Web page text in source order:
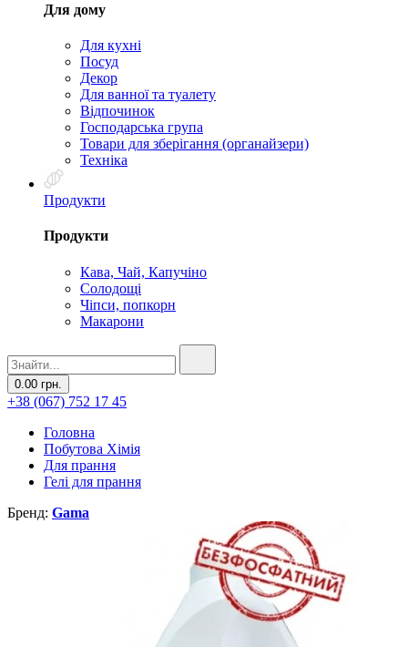
Для дому
Для кухні
Посуд
Декор
Для ванної та туалету
Відпочинок
Господарська група
Товари для зберігання (органайзери)
Техніка
Продукти
Продукти
Кава, Чай, Капучіно
Солодощі
Чіпси, попкорн
Макарони
0.00 грн.
+38 (067) 752 17 45
Головна
Побутова Хімія
Для прання
Гелі для прання
Бренд: Gama